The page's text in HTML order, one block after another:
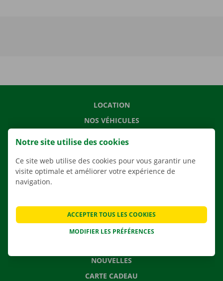
LOCATION
NOS VÉHICULES
APPLI
CONTACTEZ NOUS
NOUVELLES
CARTE CADEAU
Notre site utilise des cookies
Ce site web utilise des cookies pour vous garantir une
visite optimale et améliorer votre expérience de
navigation.
MODIFIER LES PRÉFÉRENCES
ACCEPTER TOUS LES COOKIES